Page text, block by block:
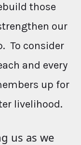
those
our
To consider
and every
up for
livelihood.
us as we